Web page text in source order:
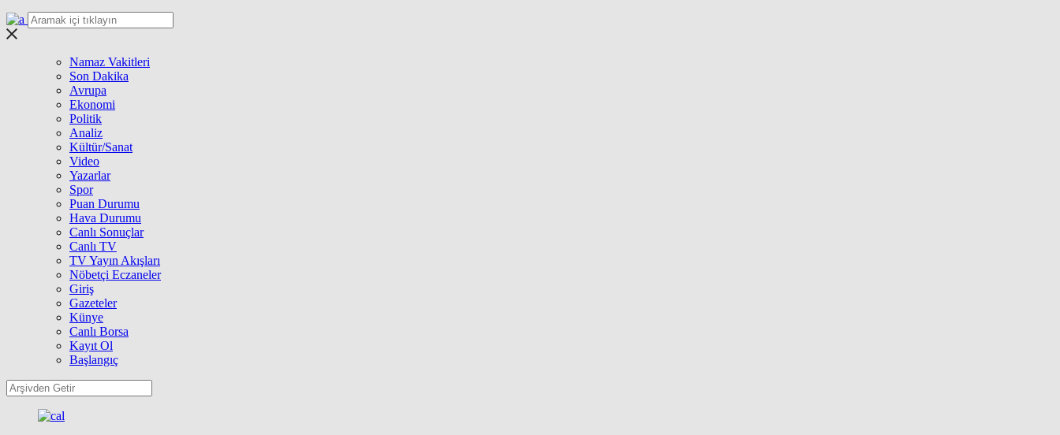
Namaz Vakitleri
Son Dakika
Avrupa
Ekonomi
Politik
Analiz
Kültür/Sanat
Video
Yazarlar
Spor
Puan Durumu
Hava Durumu
Canlı Sonuçlar
Canlı TV
TV Yayın Akışları
Nöbetçi Eczaneler
Giriş
Gazeteler
Künye
Canlı Borsa
Kayıt Ol
Başlangıç